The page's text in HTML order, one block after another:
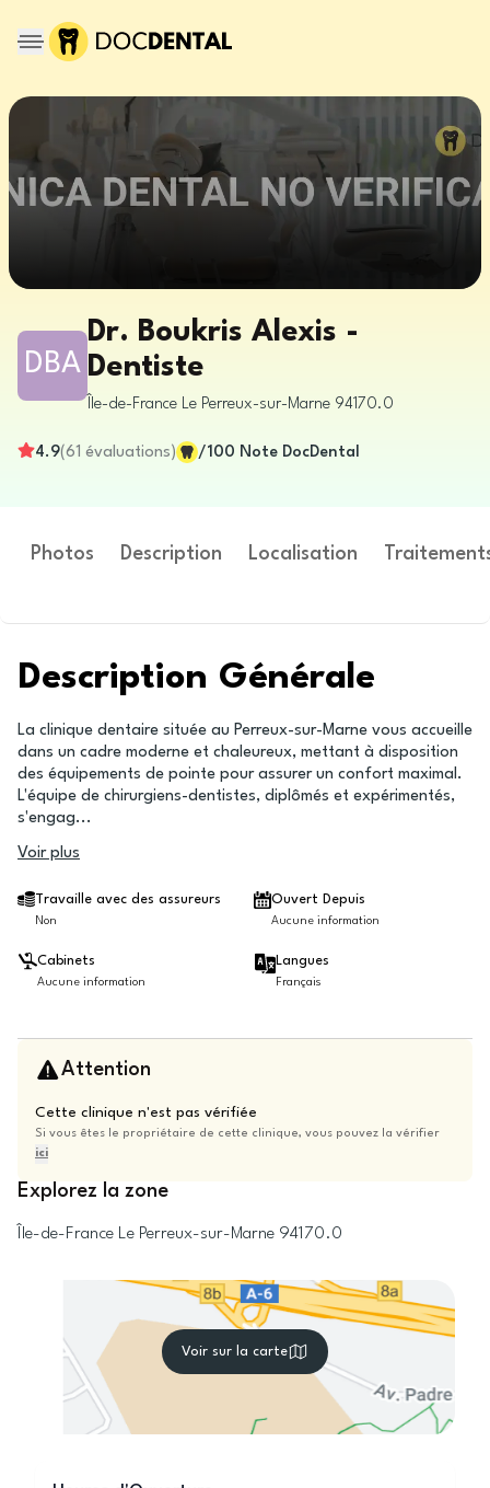
DBA
Dr. Boukris Alexis -
Dentiste
Île-de-France Le Perreux-sur-Marne 94170.0
4.9(61 évaluations) /100 Note DocDental
Photos Description Localisation
Description Générale
La clinique dentaire située au Perreux-sur-Marne vous accueille
dans un cadre moderne et chaleureux, mettant à disposition
des équipements de pointe pour assurer un confort maximal.
L'équipe de chirurgiens-dentistes, diplômés et expérimentés,
s'engag...
Voir plus
Travaille avec des assureurs
Non
Ouvert Depuis
Aucune information
Cabinets
Aucune information
Langues
Français
Attention
Cette clinique n'est pas vérifiée
Si vous êtes le propriétaire de cette clinique, vous pouvez la vérifier
ici
Explorez la zone
Île-de-France Le Perreux-sur-Marne 94170.0
Voir sur la carte